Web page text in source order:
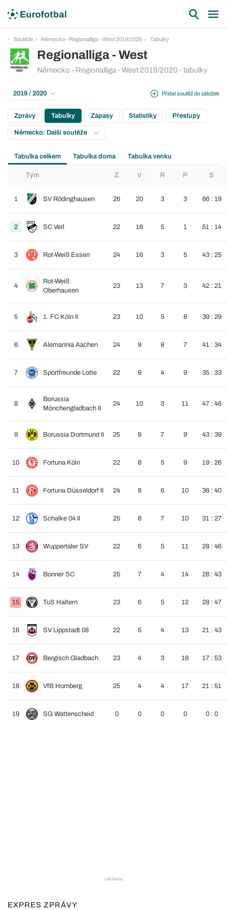
Soutěže Německo - Regionalliga - West 2019/2020 Tabulky
Regionalliga - West
Německo - Regionalliga - West 2019/2020 - tabulky
Přidat soutěž do záložek
2019 / 2020
Zprávy Tabulky Zápasy Statistiky Přestupy
Německo: Další soutěže
Tabulka celkem Tabulka doma Tabulka venku
Tým Z V R P S
1 SV Rödinghausen 26 20 3 3 66 : 19
2 SC Verl 22 16 5 1 51 : 14
3 Rot-Weiß Essen 24 16 3 5 43 : 25
4
Rot-Weiß
Oberhausen
23 13 7 3 42 : 21
5 1. FC Köln II 23 10 5 8 39 : 29
6 Alemannia Aachen 24 9 8 7 41 : 34
7 Sportfreunde Lotte 22 9 4 9 35 : 33
8
Borussia
Mönchengladbach II
24 10 3 11 47 : 46
9 Borussia Dortmund II 25 9 7 9 43 : 39
10 Fortuna Köln 22 8 5 9 19 : 26
11 Fortuna Düsseldorf II 24 8 6 10 36 : 40
12 Schalke 04 II 25 8 7 10 31 : 27
13 Wuppertaler SV 22 6 5 11 28 : 46
14 Bonner SC 25 7 4 14 28 : 43
15 TuS Haltern 23 6 5 12 28 : 47
16 SV Lippstadt 08 22 5 4 13 21 : 43
17 Bergisch Gladbach 23 4 3 16 17 : 53
18 VfB Homberg 25 4 4 17 21 : 51
19 SG Wattenscheid 0 0 0 0 0 : 0
EXPRES ZPRÁVY